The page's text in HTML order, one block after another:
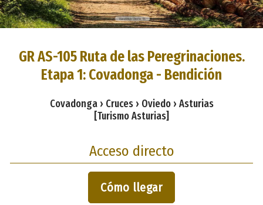
GR AS-105 Ruta de las Peregrinaciones.
Etapa 1: Covadonga - Bendición
Covadonga › Cruces › Oviedo › Asturias
[Turismo Asturias]
Acceso directo
Cómo llegar